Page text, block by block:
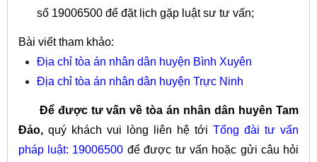
số 19006500để đặt lịch gặp luật sư tư vấn;
Bài viết tham khảo:
Địa chỉ tòa án nhân dân huyện Bình Xuyên
Địa chỉ tòa án nhân dân huyện Trực Ninh
Để được tư vấn về tòa án nhân dân huyên Tam
Đảo, quý khách vui lòng liên hệ tớiTổng đài tư vấn
pháp luật: 19006500 để được tư vấn hoặc gửi câu hỏi